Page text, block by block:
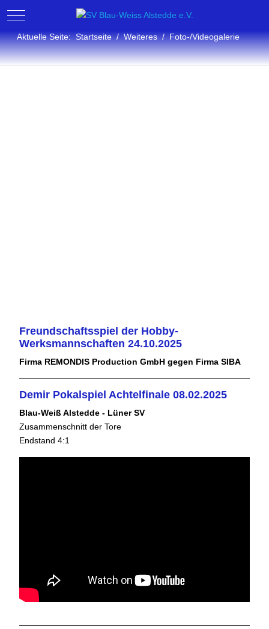
Mobile Menu Toggle
Aktuelle Seite:Startseite Weiteres Foto-/Videogalerie
Freundschaftsspiel der Hobby-
Werksmannschaften 24.10.2025
Firma REMONDIS Production GmbH gegen Firma SIBA
Demir Pokalspiel Achtelfinale 08.02.2025
Blau-Weiß Alstedde - Lüner SV
Zusammenschnitt der Tore
Endstand 4:1